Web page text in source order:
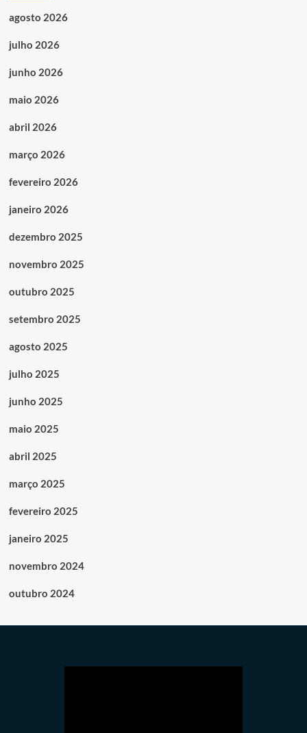
agosto 2026
julho 2026
junho 2026
maio 2026
abril 2026
março 2026
fevereiro 2026
janeiro 2026
dezembro 2025
novembro 2025
outubro 2025
setembro 2025
agosto 2025
julho 2025
junho 2025
maio 2025
abril 2025
março 2025
fevereiro 2025
janeiro 2025
novembro 2024
outubro 2024